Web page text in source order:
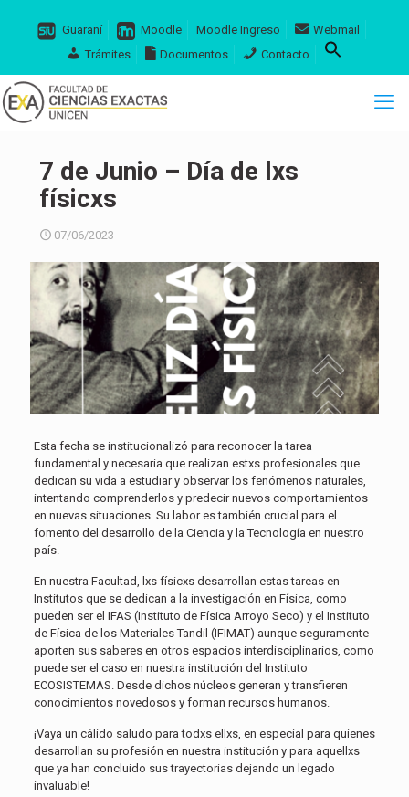
Guaraní Moodle Moodle Ingreso
Webmail
Trámites
Documentos Contacto
7 de Junio – Día de lxs
físicxs
07/06/2023
Esta fecha se institucionalizó para reconocer la tarea
fundamental y necesaria que realizan estxs profesionales que
dedican su vida a estudiar y observar los fenómenos naturales,
intentando comprenderlos y predecir nuevos comportamientos
en nuevas situaciones. Su labor es también crucial para el
fomento del desarrollo de la Ciencia y la Tecnología en nuestro
país.
En nuestra Facultad, lxs físicxs desarrollan estas tareas en
Institutos que se dedican a la investigación en Física, como
pueden ser el IFAS (Instituto de Física Arroyo Seco) y el Instituto
de Física de los Materiales Tandil (IFIMAT) aunque seguramente
aporten sus saberes en otros espacios interdisciplinarios, como
puede ser el caso en nuestra institución del Instituto
ECOSISTEMAS. Desde dichos núcleos generan y transfieren
conocimientos novedosos y forman recursos humanos.
¡Vaya un cálido saludo para todxs ellxs, en especial para quienes
desarrollan su profesión en nuestra institución y para aquellxs
que ya han concluido sus trayectorias dejando un legado
invaluable!